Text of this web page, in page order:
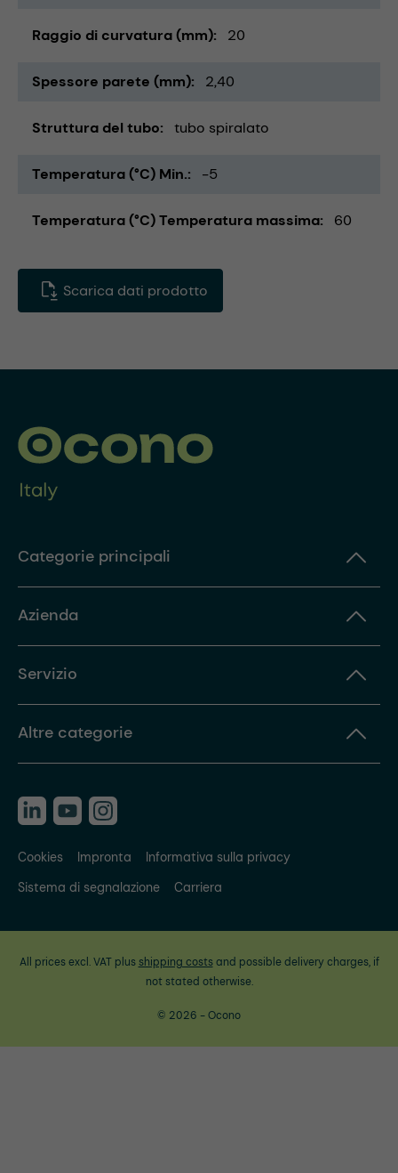
Raggio di curvatura (mm) 20
Spessore parete (mm) 2,40
Struttura del tubo tubo spiralato
Temperatura (°C) Min. -5
Temperatura (°C) Temperatura massima 60
Scarica dati prodotto
Categorie principali
Azienda
Servizio
Altre categorie
Cookies Impronta
Informativa sulla privacy
Sistema di segnalazione
Carriera
All prices excl. VAT plus shipping costsand possible delivery charges, if
not stated otherwise.
© 2026 - Ocono